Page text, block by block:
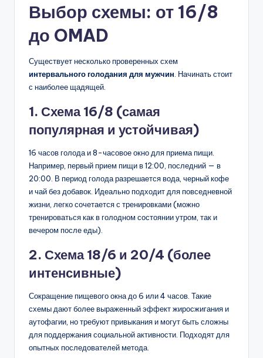
Выбор схемы: от 16/8
до OMAD
Существует несколько проверенных схем
интервального голодания для мужчин . Начинать стоит
с наиболее щадящей.
1. Схема 16/8 (самая
популярная и устойчивая)
16 часов голода и 8-часовое окно для приема пищи.
Например, первый прием пищи в 12:00, последний — в
20:00. В период голода разрешается вода, черный кофе
и чай без добавок. Идеально подходит для повседневной
жизни, легко сочетается с тренировками (можно
тренироваться как в голодном состоянии утром, так и
вечером после еды).
2. Схема 18/6 и 20/4 (более
интенсивные)
Сокращение пищевого окна до 6 или 4 часов. Такие
схемы дают более выраженный эффект жиросжигания и
аутофагии, но требуют привыкания и могут быть сложны
для поддержания социальной активности. Подходят для
опытных последователей метода.